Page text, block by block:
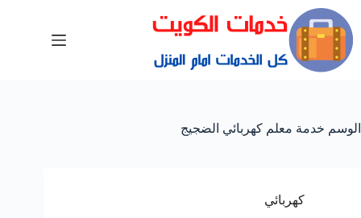
الوسم خدمة معلم كهربائي الضجيج
كهربائي